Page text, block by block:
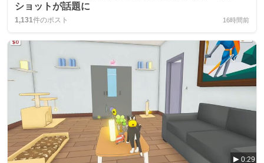
ショットが話題に
1,131件のポスト 16時間前
0:29